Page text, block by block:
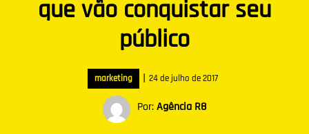
que vão conquistar seu
público
marketing | 24 de julho de 2017
Por:Agência R8